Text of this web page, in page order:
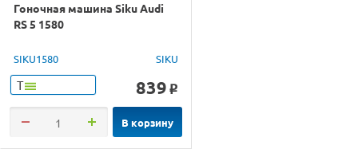
Гоночная машина Siku Audi
RS 5 1580
SIKU1580 SIKU
Т 839 o
В корзину